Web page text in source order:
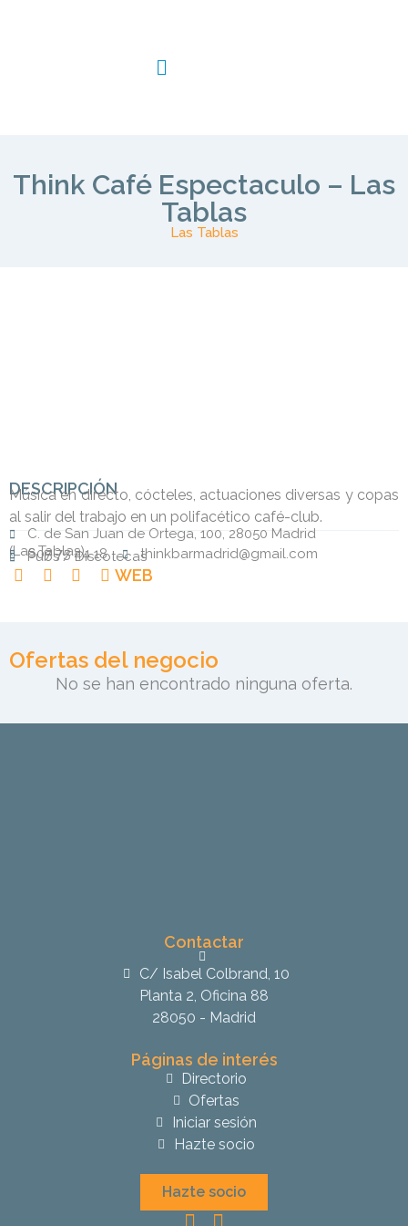
Think Café Espectaculo – Las
Tablas
Las Tablas
DESCRIPCIÓN
Música en directo, cócteles, actuaciones diversas y copas
al salir del trabajo en un polifacético café-club.
C. de San Juan de Ortega, 100, 28050 Madrid
(Las Tablas)
607 75 44 18 thinkbarmadrid@gmail.com
Pubs / Discotecas
WEB
Ofertas del negocio
No se han encontrado ninguna oferta.
Contactar
C/ Isabel Colbrand, 10
Planta 2, Oficina 88
28050 - Madrid
Páginas de interés
Directorio
Ofertas
Iniciar sesión
Hazte socio
Hazte socio